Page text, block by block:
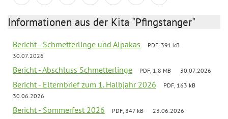
Informationen aus der Kita "Pfingstanger"
Bericht - Schmetterlinge und Alpakas
PDF, 391 kB
30.07.2026
Bericht - Abschluss Schmetterlinge PDF, 1.8 MB 30.07.2026
Bericht - Elternbrief zum 1. Halbjahr 2026
PDF, 163 kB
30.06.2026
Bericht - Sommerfest 2026 PDF, 847 kB 23.06.2026